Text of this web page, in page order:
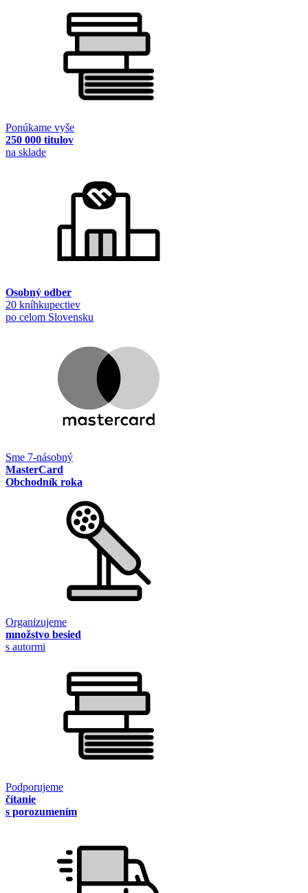
Ponúkame vyše
250 000 titulov
na sklade
Osobný odber
20 kníhkupectiev
po celom Slovensku
Sme 7-násobný
MasterCard
Obchodník roka
Organizujeme
množstvo besied
s autormi
Podporujeme
čítanie
s porozumením